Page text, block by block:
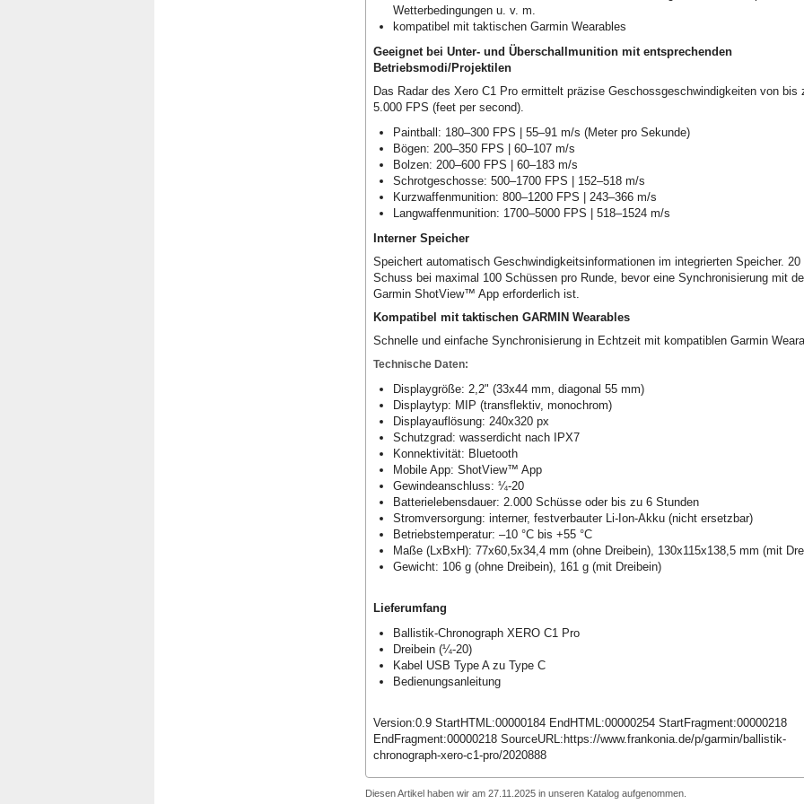
Wetterbedingungen u. v. m.
kompatibel mit taktischen Garmin Wearables
Geeignet bei Unter- und Überschallmunition mit entsprechenden
Betriebsmodi/Projektilen
Das Radar des Xero C1 Pro ermittelt präzise Geschossgeschwindigkeiten von bis
5.000 FPS (feet per second).
Paintball: 180–300 FPS | 55–91 m/s (Meter pro Sekunde)
Bögen: 200–350 FPS | 60–107 m/s
Bolzen: 200–600 FPS | 60–183 m/s
Schrotgeschosse: 500–1700 FPS | 152–518 m/s
Kurzwaffenmunition: 800–1200 FPS | 243–366 m/s
Langwaffenmunition: 1700–5000 FPS | 518–1524 m/s
Interner Speicher
Speichert automatisch Geschwindigkeitsinformationen im integrierten Speicher. 20
Schuss bei maximal 100 Schüssen pro Runde, bevor eine Synchronisierung mit
Garmin ShotView™ App erforderlich ist.
Kompatibel mit taktischen GARMIN Wearables
Schnelle und einfache Synchronisierung in Echtzeit mit kompatiblen Garmin
Technische Daten:
Displaygröße: 2,2" (33x44 mm, diagonal 55 mm)
Displaytyp: MIP (transflektiv, monochrom)
Displayauflösung: 240x320 px
Schutzgrad: wasserdicht nach IPX7
Konnektivität: Bluetooth
Mobile App: ShotView™ App
Gewindeanschluss: ¼-20
Batterielebensdauer: 2.000 Schüsse oder bis zu 6 Stunden
Stromversorgung: interner, festverbauter Li-Ion-Akku (nicht ersetzbar)
Betriebstemperatur: –10 °C bis +55 °C
Maße (LxBxH): 77x60,5x34,4 mm (ohne Dreibein), 130x115x138,5 mm (mit
Gewicht: 106 g (ohne Dreibein), 161 g (mit Dreibein)
Lieferumfang
Ballistik-Chronograph XERO C1 Pro
Dreibein (¼-20)
Kabel USB Type A zu Type C
Bedienungsanleitung
Version:0.9 StartHTML:00000184 EndHTML:00000254 StartFragment:00000218
EndFragment:00000218 SourceURL:https://www.frankonia.de/p/garmin/ballistik-
chronograph-xero-c1-pro/2020888
Diesen Artikel haben wir am 27.11.2025 in unseren Katalog aufgenommen.